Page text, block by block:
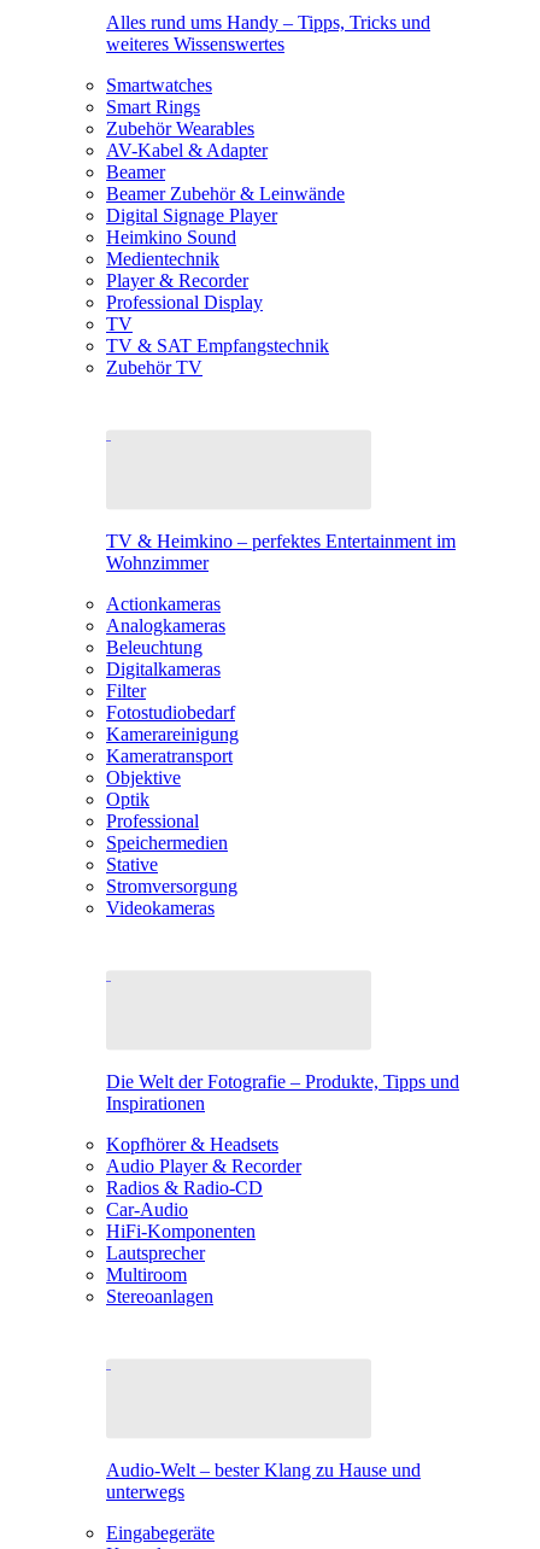
Alles rund ums Handy – Tipps, Tricks und
weiteres Wissenswertes
Smartwatches
Smart Rings
Zubehör Wearables
AV-Kabel & Adapter
Beamer
Beamer Zubehör & Leinwände
Digital Signage Player
Heimkino Sound
Medientechnik
Player & Recorder
Professional Display
TV
TV & SAT Empfangstechnik
Zubehör TV
TV & Heimkino – perfektes Entertainment im
Wohnzimmer
Actionkameras
Analogkameras
Beleuchtung
Digitalkameras
Filter
Fotostudiobedarf
Kamerareinigung
Kameratransport
Objektive
Optik
Professional
Speichermedien
Stative
Stromversorgung
Videokameras
Die Welt der Fotografie – Produkte, Tipps und
Inspirationen
Kopfhörer & Headsets
Audio Player & Recorder
Radios & Radio-CD
Car-Audio
HiFi-Komponenten
Lautsprecher
Multiroom
Stereoanlagen
Audio-Welt – bester Klang zu Hause und
unterwegs
Eingabegeräte